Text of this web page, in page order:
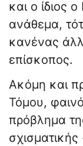
και ο ίδιος
ανάθεμα,
κανένας
επίσκοπος.
Ακόμη και
Τόμου,
πρόβλημα